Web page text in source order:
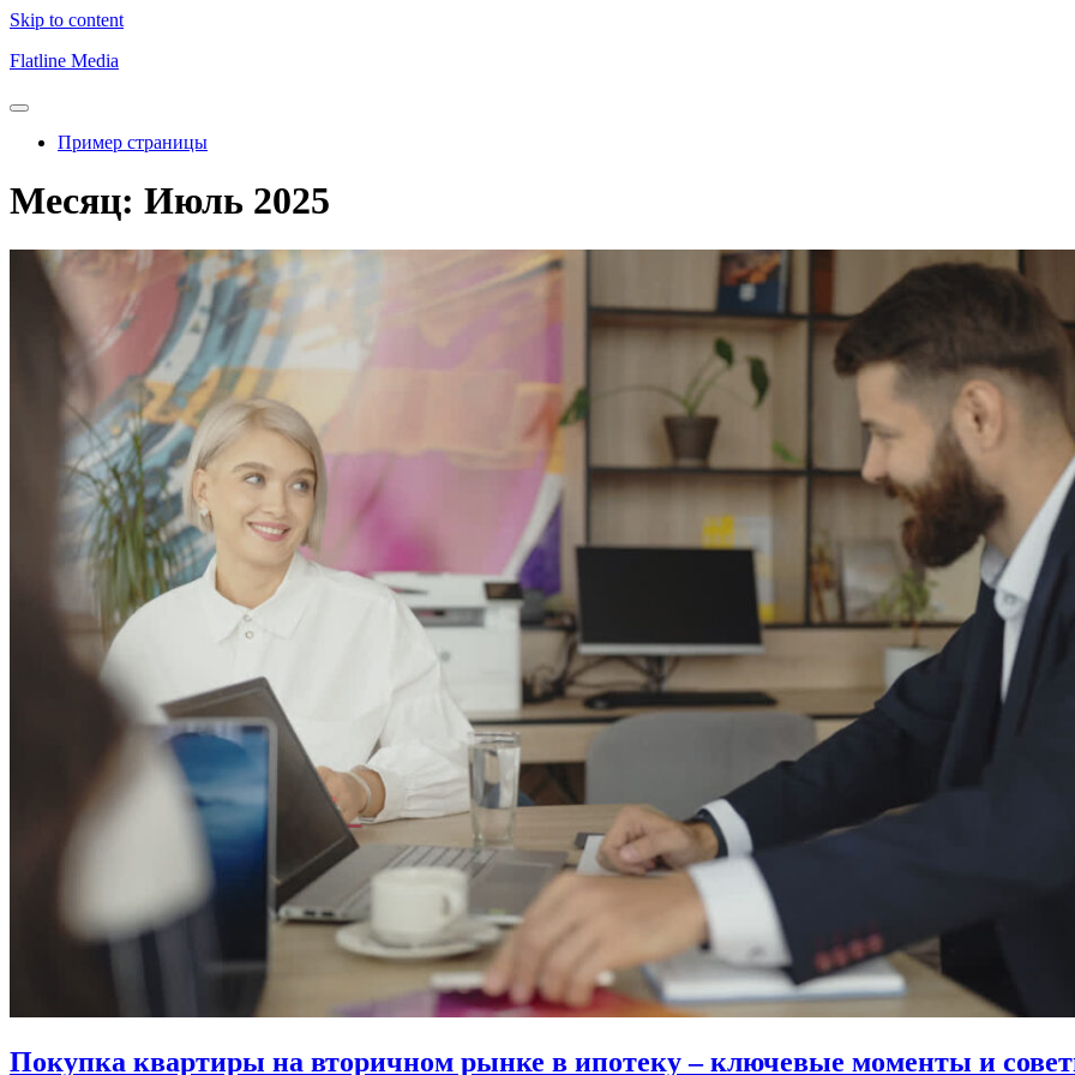
Skip to content
Flatline Media
Пример страницы
Месяц: Июль 2025
Покупка квартиры на вторичном рынке в ипотеку – ключевые моменты и